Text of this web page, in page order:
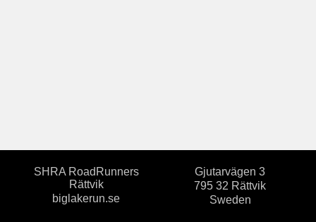
SHRA RoadRunners
Rättvik
biglakerun.se
Gjutarvägen 3
795 32 Rättvik
Sweden